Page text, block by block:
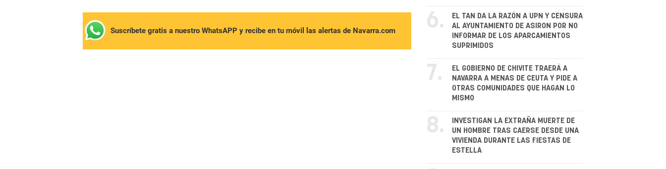
Suscríbete gratis a nuestro WhatsAPP y recibe en tu móvil las alertas de Navarra.com 6.
EL TAN DA LA RAZÓN A UPN Y CENSURA
AL AYUNTAMIENTO DE ASIRON POR NO
INFORMAR DE LOS APARCAMIENTOS
SUPRIMIDOS
7.
EL GOBIERNO DE CHIVITE TRAERÁ A
NAVARRA A MENAS DE CEUTA Y PIDE A
OTRAS COMUNIDADES QUE HAGAN LO
MISMO
8.
INVESTIGAN LA EXTRAÑA MUERTE DE
UN HOMBRE TRAS CAERSE DESDE UNA
VIVIENDA DURANTE LAS FIESTAS DE
ESTELLA